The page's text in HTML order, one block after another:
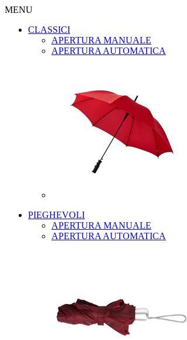
MENU
CLASSICI
APERTURA MANUALE
APERTURA AUTOMATICA
PIEGHEVOLI
APERTURA MANUALE
APERTURA AUTOMATICA